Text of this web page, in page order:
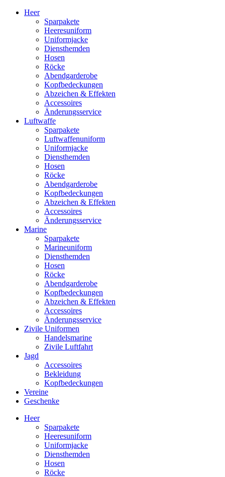
Heer
Sparpakete
Heeresuniform
Uniformjacke
Diensthemden
Hosen
Röcke
Abendgarderobe
Kopfbedeckungen
Abzeichen & Effekten
Accessoires
Änderungsservice
Luftwaffe
Sparpakete
Luftwaffenuniform
Uniformjacke
Diensthemden
Hosen
Röcke
Abendgarderobe
Kopfbedeckungen
Abzeichen & Effekten
Accessoires
Änderungsservice
Marine
Sparpakete
Marineuniform
Diensthemden
Hosen
Röcke
Abendgarderobe
Kopfbedeckungen
Abzeichen & Effekten
Accessoires
Änderungsservice
Zivile Uniformen
Handelsmarine
Zivile Luftfahrt
Jagd
Accessoires
Bekleidung
Kopfbedeckungen
Vereine
Geschenke
Heer
Sparpakete
Heeresuniform
Uniformjacke
Diensthemden
Hosen
Röcke